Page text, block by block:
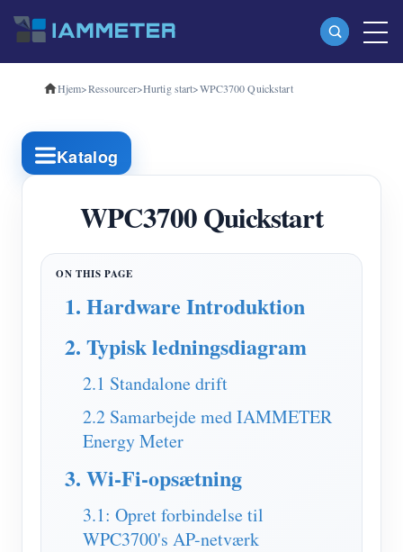
Produkter
Enkeltfaset Wi-Fi-energimåler (WEM3080)
Trefaset Wi-Fi-energimåler (WEM3080T)
Trefaset Wi-Fi energimåler (WEM3046T)
Trefaset Wi-Fi-energimåler (WEM3050T)
WiFi Power Controller
IAMMETER Cloud Pro
Self-hosting service
EV oplader
IAMMETER Simulator
Virtuel måler
Energiprognose og -simuleringssystem
Ansøgninger
Hjem>Ressourcer>Hurtig start>WPC3700 Quickstart
Katalog
WPC3700 Quickstart
1. Hardware Introduktion
2. Typisk ledningsdiagram
2.1 Standalone drift
2.2 Samarbejde med IAMMETER
Energy Meter
3. Wi-Fi-opsætning
3.1: Opret forbindelse til
WPC3700's AP-netværk